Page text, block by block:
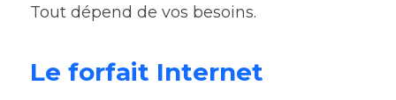
Tout dépend de vos besoins.
Le forfait Internet